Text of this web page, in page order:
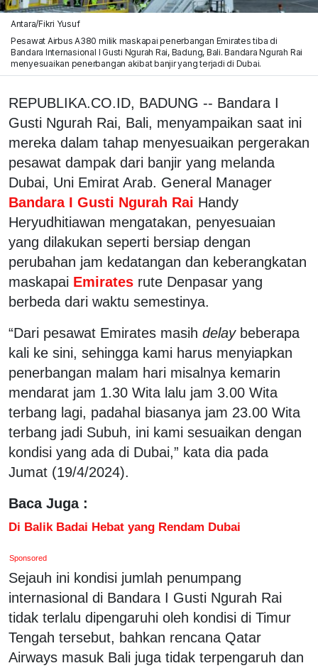
Antara/Fikri Yusuf
Pesawat Airbus A380 milik maskapai penerbangan Emirates tiba di
Bandara Internasional I Gusti Ngurah Rai, Badung, Bali. Bandara Ngurah Rai
menyesuaikan penerbangan akibat banjir yang terjadi di Dubai.
REPUBLIKA.CO.ID, BADUNG -- Bandara I
Gusti Ngurah Rai, Bali, menyampaikan saat ini
mereka dalam tahap menyesuaikan pergerakan
pesawat dampak dari banjir yang melanda
Dubai, Uni Emirat Arab. General Manager
Bandara I Gusti Ngurah Rai Handy
Heryudhitiawan mengatakan, penyesuaian
yang dilakukan seperti bersiap dengan
perubahan jam kedatangan dan keberangkatan
maskapai Emirates rute Denpasar yang
berbeda dari waktu semestinya.
“Dari pesawat Emirates masih delaybeberapa
kali ke sini, sehingga kami harus menyiapkan
penerbangan malam hari misalnya kemarin
mendarat jam 1.30 Wita lalu jam 3.00 Wita
terbang lagi, padahal biasanya jam 23.00 Wita
terbang jadi Subuh, ini kami sesuaikan dengan
kondisi yang ada di Dubai,” kata dia pada
Jumat (19/4/2024).
Baca Juga :
Di Balik Badai Hebat yang Rendam Dubai
Sponsored
Sejauh ini kondisi jumlah penumpang
internasional di Bandara I Gusti Ngurah Rai
tidak terlalu dipengaruhi oleh kondisi di Timur
Tengah tersebut, bahkan rencana Qatar
Airways masuk Bali juga tidak terpengaruh dan